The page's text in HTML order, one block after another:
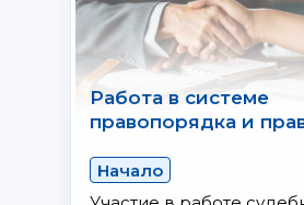
Начало
Работа в системе
правопорядка и